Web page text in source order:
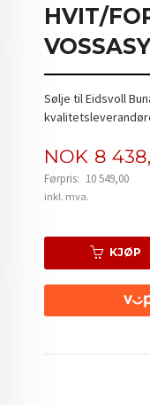
HVIT/
Sølje til Eidsvoll
Tilbud
NOK 8
Førpris: 10 549,00
Rabatt
inkl. mva.
KJØP